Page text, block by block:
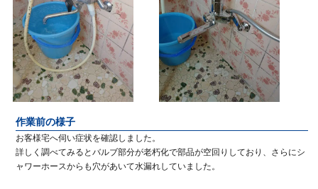
作業前の様子
お客様宅へ伺い症状を確認しました。
詳しく調べてみるとバルブ部分が老朽化で部品が空回りしており、さらにシ
ャワーホースからも穴があいて水漏れしていました。